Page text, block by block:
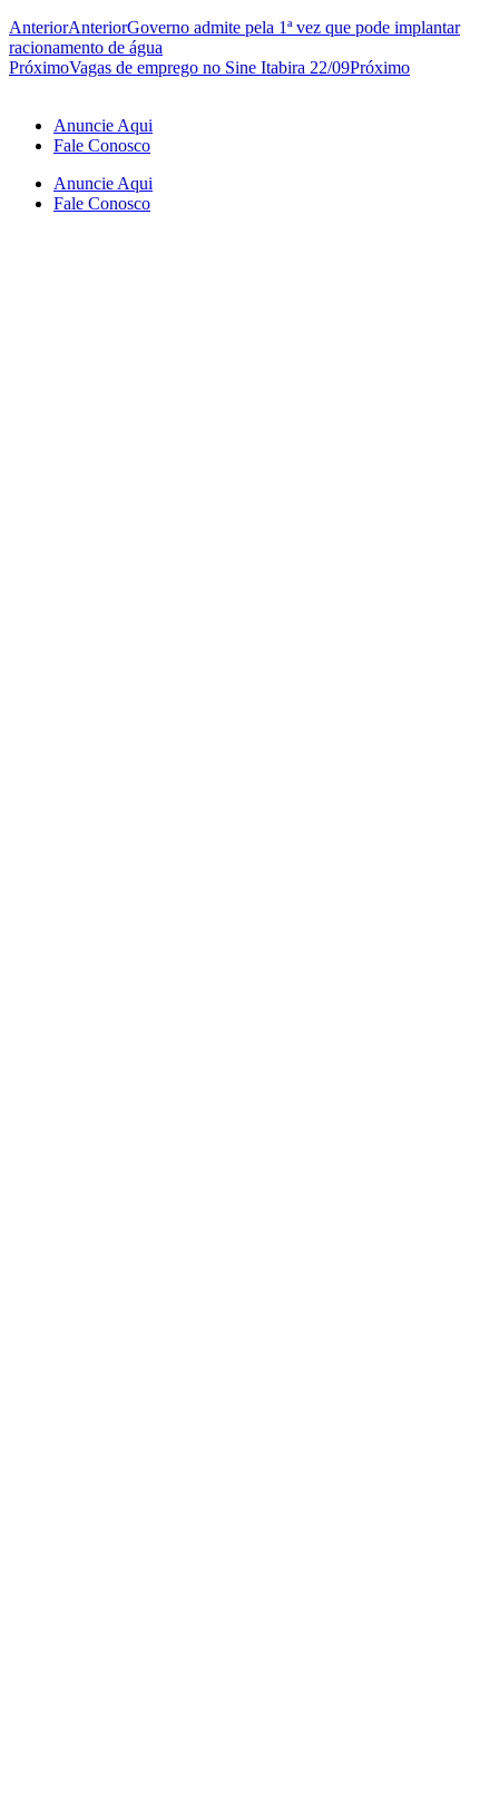
AnteriorAnteriorGoverno admite pela 1ª vez que pode implantar
racionamento de água
PróximoVagas de emprego no Sine Itabira 22/09Próximo
Anuncie Aqui
Fale Conosco
Anuncie Aqui
Fale Conosco